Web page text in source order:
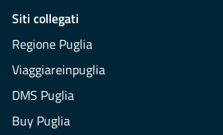
Siti collegati
Regione Puglia
Viaggiareinpuglia
DMS Puglia
Buy Puglia